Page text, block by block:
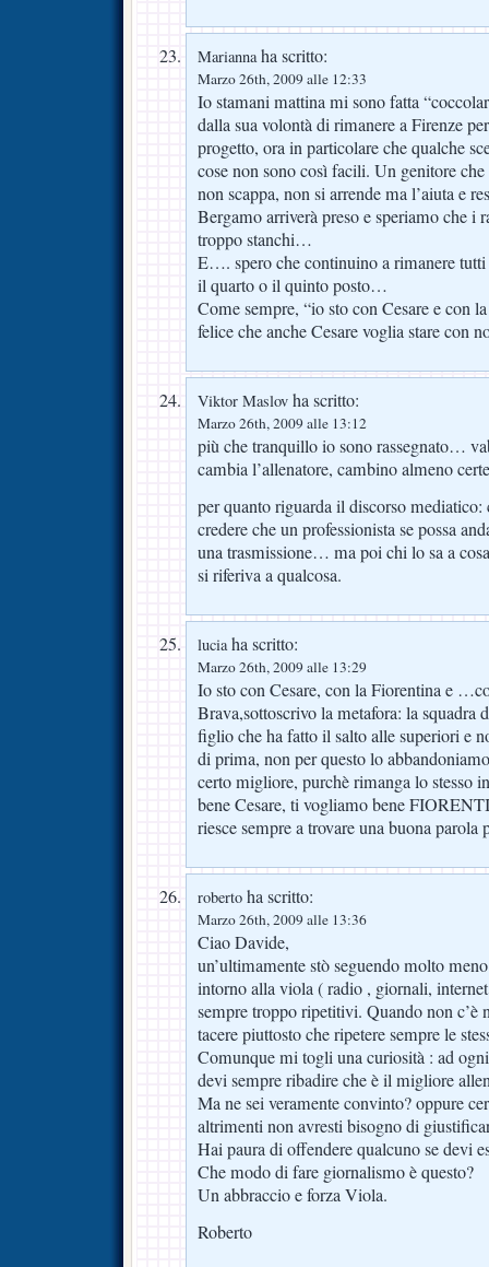
Mariannaha scritto:
Marzo 26th, 2009 alle 12:33
Io stamani mattina mi sono fatta
dalla sua volontà di rimanere a Firenze
progetto, ora in particolare che qualche
cose non sono così facili. Un genitore
non scappa, non si arrende ma l’aiuta e
Bergamo arriverà preso e speriamo che i
troppo stanchi…
E…. spero che continuino a rimanere
il quarto o il quinto posto…
Come sempre, “io sto con Cesare e con
felice che anche Cesare voglia stare con
Viktor Maslov ha scritto:
Marzo 26th, 2009 alle 13:12
più che tranquillo io sono rassegnato…
cambia l’allenatore, cambino almeno
per quanto riguarda il discorso mediatico:
credere che un professionista se possa
una trasmissione… ma poi chi lo sa a
si riferiva a qualcosa.
luciaha scritto:
Marzo 26th, 2009 alle 13:29
Io sto con Cesare, con la Fiorentina e
Brava,sottoscrivo la metafora: la squadra
figlio che ha fatto il salto alle superiori e
di prima, non per questo lo
certo migliore, purchè rimanga lo stesso
bene Cesare, ti vogliamo bene
riesce sempre a trovare una buona parola
roberto ha scritto:
Marzo 26th, 2009 alle 13:36
Ciao Davide,
un’ultimamente stò seguendo molto
intorno alla viola ( radio , giornali,
sempre troppo ripetitivi. Quando non c’è
tacere piuttosto che ripetere sempre le
Comunque mi togli una curiosità : ad
devi sempre ribadire che è il migliore
Ma ne sei veramente convinto? oppure
altrimenti non avresti bisogno di
Hai paura di offendere qualcuno se devi
Che modo di fare giornalismo è questo?
Un abbraccio e forza Viola.
Roberto